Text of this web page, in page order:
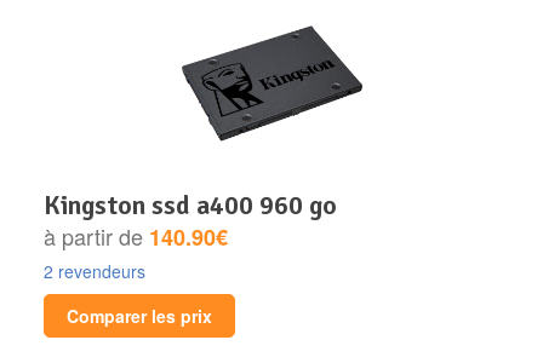
kingston ssd a400 960 go
à partir de 140.90€
2 revendeurs
Comparer les prix